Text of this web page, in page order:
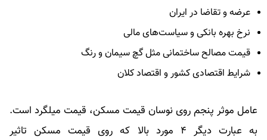
عرضه و تقاضا در ایران
نرخ بهره بانکی و سیاست‌های مالی
قیمت مصالح ساختمانی مثل گچ سیمان و رنگ
شرایط اقتصادی کشور و اقتصاد کلان
عامل موثر پنجم روی نوسان قیمت مسکن، قیمت میلگرد است.
به عبارت دیگر ۴ مورد بالا که روی قیمت مسکن تاثیر